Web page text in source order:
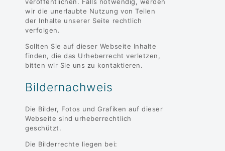
wir die unerlaubte Nutzung von Teilen
der Inhalte unserer Seite rechtlich
verfolgen.
Sollten Sie auf dieser Webseite Inhalte
finden, die das Urheberrecht verletzen,
bitten wir Sie uns zu kontaktieren.
Bildernachweis
Die Bilder, Fotos und Grafiken auf dieser
Webseite sind urheberrechtlich
geschützt.
Die Bilderrechte liegen bei: